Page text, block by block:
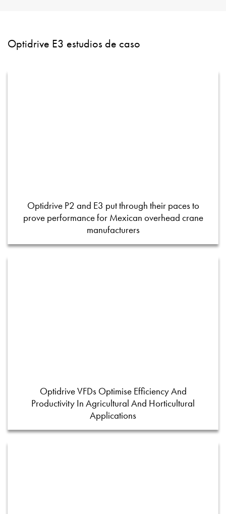
Optidrive E3 estudios de caso
Optidrive P2 and E3 put through their paces to
prove performance for Mexican overhead crane
manufacturers
Optidrive VFDs Optimise Efficiency And
Productivity In Agricultural And Horticultural
Applications